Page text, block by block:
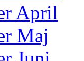
April
Maj